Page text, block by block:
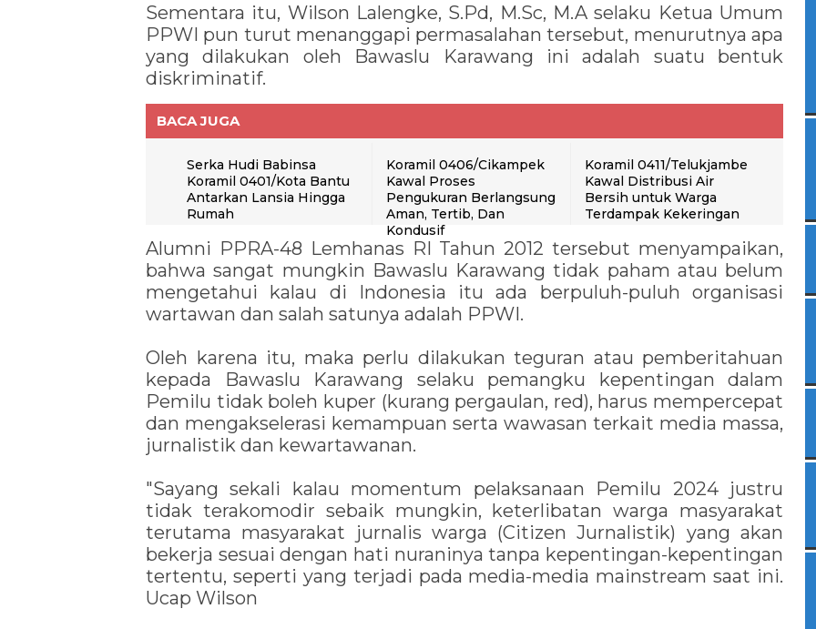
Sementara itu, Wilson Lalengke, S.Pd, M.Sc, M.A selaku Ketua Umum
PPWI pun turut menanggapi permasalahan tersebut, menurutnya apa
yang dilakukan oleh Bawaslu Karawang ini adalah suatu bentuk
diskriminatif.
BACA JUGA
Serka Hudi Babinsa
Koramil 0401/Kota Bantu
Antarkan Lansia Hingga
Rumah
Koramil 0406/Cikampek
Kawal Proses
Pengukuran Berlangsung
Aman, Tertib, Dan
Kondusif
Koramil 0411/Telukjambe
Kawal Distribusi Air
Bersih untuk Warga
Terdampak Kekeringan
Alumni PPRA-48 Lemhanas RI Tahun 2012 tersebut menyampaikan,
bahwa sangat mungkin Bawaslu Karawang tidak paham atau belum
mengetahui kalau di Indonesia itu ada berpuluh-puluh organisasi
wartawan dan salah satunya adalah PPWI.
Oleh karena itu, maka perlu dilakukan teguran atau pemberitahuan
kepada Bawaslu Karawang selaku pemangku kepentingan dalam
Pemilu tidak boleh kuper (kurang pergaulan, red), harus mempercepat
dan mengakselerasi kemampuan serta wawasan terkait media massa,
jurnalistik dan kewartawanan.
"Sayang sekali kalau momentum pelaksanaan Pemilu 2024 justru
tidak terakomodir sebaik mungkin, keterlibatan warga masyarakat
terutama masyarakat jurnalis warga (Citizen Jurnalistik) yang akan
bekerja sesuai dengan hati nuraninya tanpa kepentingan-kepentingan
tertentu, seperti yang terjadi pada media-media mainstream saat ini.
Ucap Wilson